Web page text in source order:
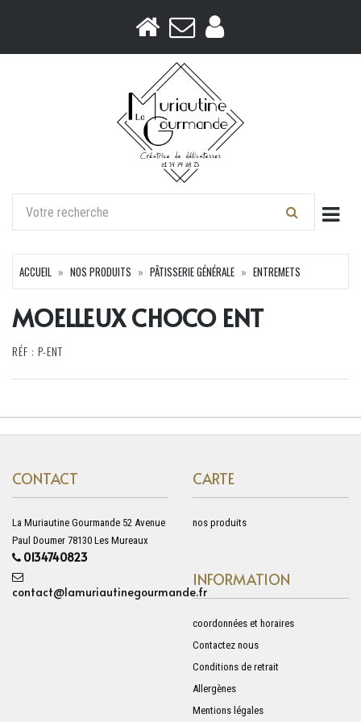
ACCUEIL NOS PRODUITS PÂTISSERIE GÉNÉRALE ENTREMETS
MOELLEUX CHOCO ENT
RÉF : P-ENT
CONTACT
La Muriautine Gourmande 52 Avenue
Paul Doumer 78130 Les Mureaux
0134740823
contact@lamuriautinegourmande.fr
CARTE
nos produits
INFORMATION
coordonnées et horaires
Contactez nous
Conditions de retrait
Allergènes
Mentions légales